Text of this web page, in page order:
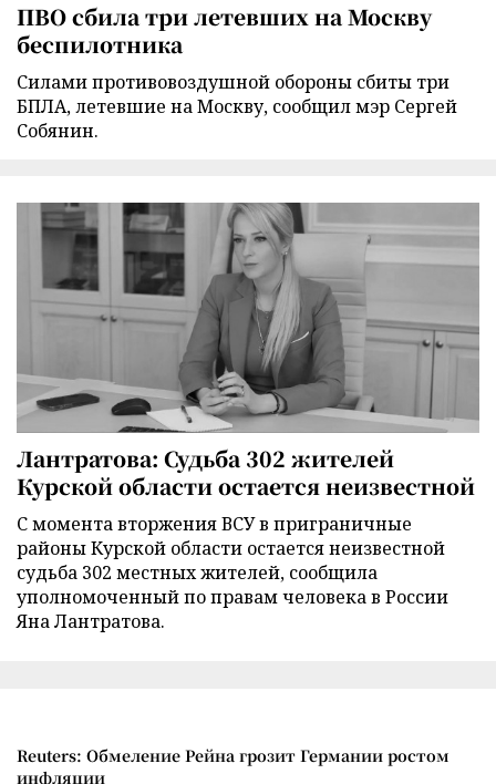
ПВО сбила три летевших на Москву
беспилотника
Силами противовоздушной обороны сбиты три
БПЛА, летевшие на Москву, сообщил мэр Сергей
Собянин.
Лантратова: Судьба 302 жителей
Курской области остается неизвестной
С момента вторжения ВСУ в приграничные
районы Курской области остается неизвестной
судьба 302 местных жителей, сообщила
уполномоченный по правам человека в России
Яна Лантратова.
Reuters: Обмеление Рейна грозит Германии ростом
инфляции